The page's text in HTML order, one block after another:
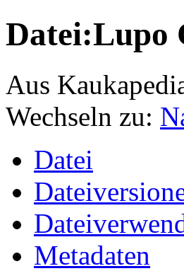
Datei:Lupo
Aus
Wechseln zu:
Datei
Metadaten